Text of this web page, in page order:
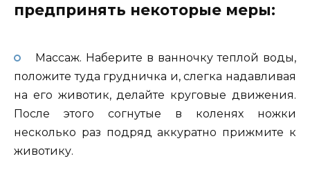
предпринять некоторые меры:
Массаж. Наберите в ванночку теплой воды,
положите туда грудничка и, слегка надавливая
на его животик, делайте круговые движения.
После этого согнутые в коленях ножки
несколько раз подряд аккуратно прижмите к
животику.